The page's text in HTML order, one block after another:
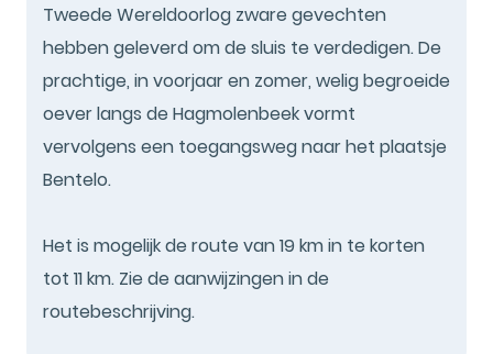
Tweede Wereldoorlog zware gevechten
hebben geleverd om de sluis te verdedigen. De
prachtige, in voorjaar en zomer, welig begroeide
oever langs de Hagmolenbeek vormt
vervolgens een toegangsweg naar het plaatsje
Bentelo.
Het is mogelijk de route van 19 km in te korten
tot 11 km. Zie de aanwijzingen in de
routebeschrijving.